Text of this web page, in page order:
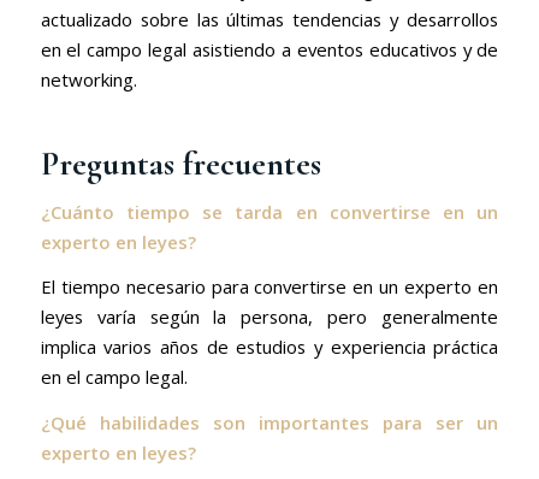
actualizado sobre las últimas tendencias y desarrollos
en el campo legal asistiendo a eventos educativos y de
networking.
Preguntas frecuentes
¿Cuánto tiempo se tarda en convertirse en un
experto en leyes?
El tiempo necesario para convertirse en un experto en
leyes varía según la persona, pero generalmente
implica varios años de estudios y experiencia práctica
en el campo legal.
¿Qué habilidades son importantes para ser un
experto en leyes?